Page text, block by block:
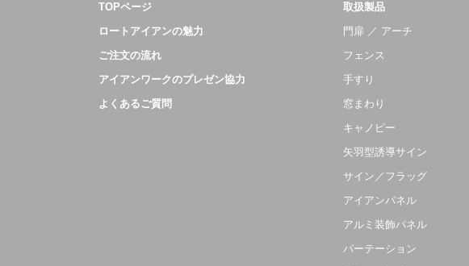
TOPページ
ロートアイアンの魅力
ご注文の流れ
アイアンワークのプレゼン協力
よくあるご質問
取扱製品
門扉 ／ アーチ
フェンス
手すり
窓まわり
キャノピー
矢羽型誘導サイン
サイン／フラッグ
アイアンパネル
アルミ装飾パネル
パーテーション